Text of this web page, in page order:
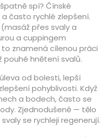
spí? Čínské
často rychlé zlepšení.
přes svaly a
a cuppingem
znamená cílenou práci
pouhé hnětení svalů.
od bolesti, lepší
pohyblivosti. Když
a bodech, často se
Zjednodušeně — tělo
se rychleji regenerují.